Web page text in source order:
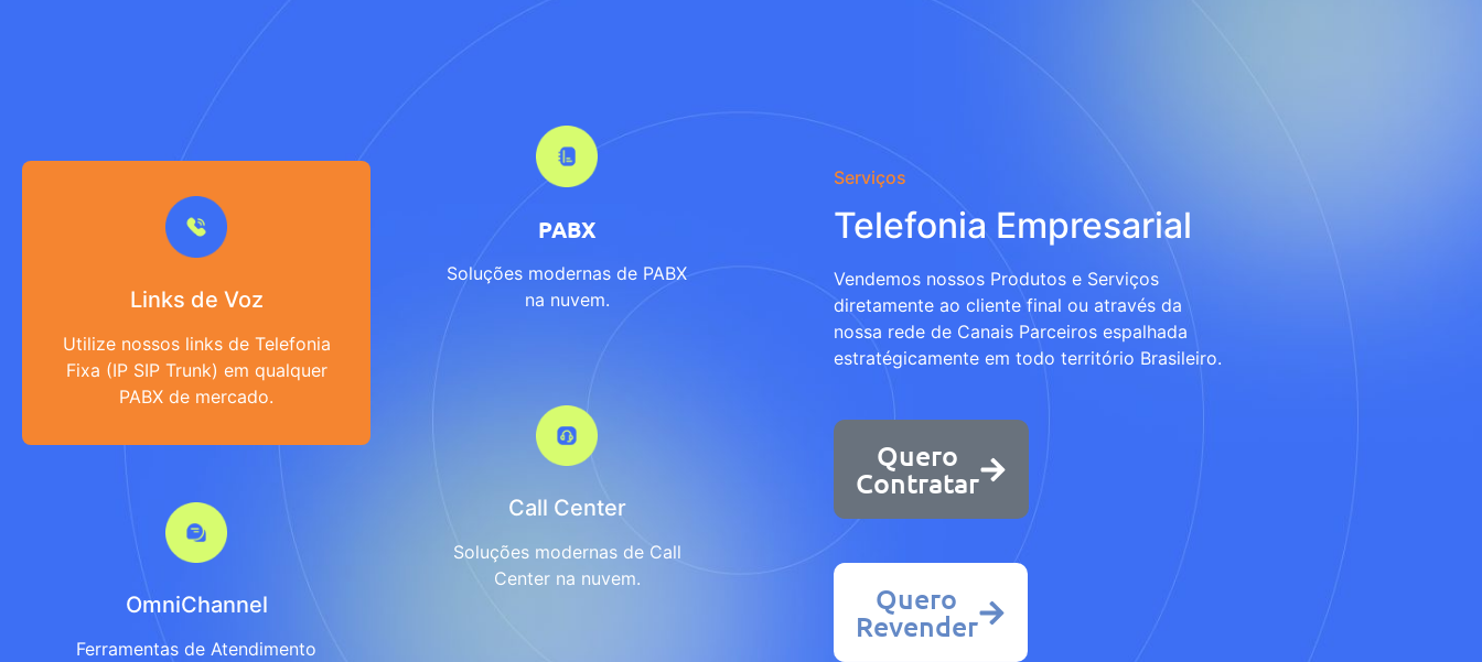
Links de Voz
Utilize nossos links de Telefonia
Fixa (IP SIP Trunk) em qualquer
PABX de mercado.
OmniChannel
Ferramentas de Atendimento
PABX
Soluções modernas de PABX
na nuvem.
Call Center
Soluções modernas de Call
Center na nuvem.
Serviços
Telefonia Empresarial
Vendemos nossos Produtos e Serviços
diretamente ao cliente final ou através da
nossa rede de Canais Parceiros espalhada
estratégicamente em todo território Brasileiro.
Quero
Contratar
Quero
Revender